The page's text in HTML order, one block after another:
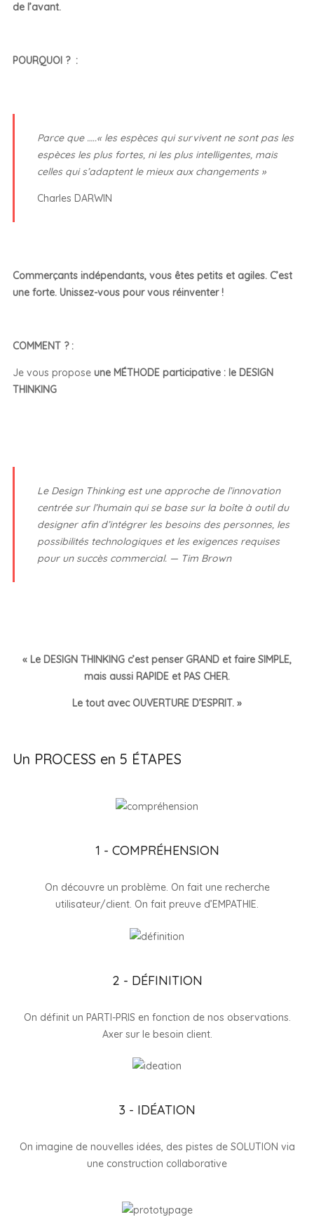
de l’avant.
POURQUOI ? :
Parce que …..« les espèces qui survivent ne sont pas les
espèces les plus fortes, ni les plus intelligentes, mais
celles qui s’adaptent le mieux aux changements »
Charles DARWIN
Commerçants indépendants, vous êtes petits et agiles. C’est
une forte. Unissez-vous pour vous réinventer !
COMMENT ? :
Je vous propose une MÉTHODE participative : le DESIGN
THINKING
Le Design Thinkingest une approche de l’innovation
centrée sur l’humain qui se base sur la boîte à outil du
designer afin d’intégrer les besoins des personnes, les
possibilités technologiques et les exigences requises
pour un succès commercial. — Tim Brown
« Le DESIGN THINKING c’est penser GRAND et faire SIMPLE,
mais aussi RAPIDE et PAS CHER.
Le tout avec OUVERTURE D’ESPRIT. »
Un PROCESS en 5 ÉTAPES
1 - COMPRÉHENSION
On découvre un problème. On fait une recherche
utilisateur/client. On fait preuve d’EMPATHIE.
2 - DÉFINITION
On définit un PARTI-PRIS en fonction de nos observations.
Axer sur le besoin client.
3 - IDÉATION
On imagine de nouvelles idées, des pistes de SOLUTION via
une construction collaborative